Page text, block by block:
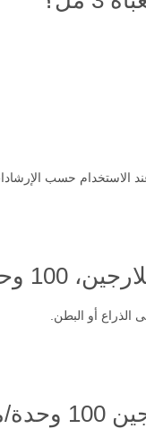
5 أقلام؟
أو البطن.